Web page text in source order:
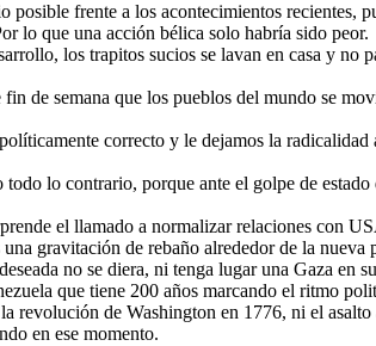
frente a los acontecimientos recientes,
lo que una acción bélica solo habría sido peor.
los trapitos sucios se lavan en casa y no
de semana que los pueblos del mundo se
correcto y le dejamos la radicalidad
lo contrario, porque ante el golpe de estado
el llamado a normalizar relaciones con
gravitación de rebaño alrededor de la nueva
no se diera, ni tenga lugar una Gaza en
que tiene 200 años marcando el ritmo
revolución de Washington en 1776, ni el
en ese momento.